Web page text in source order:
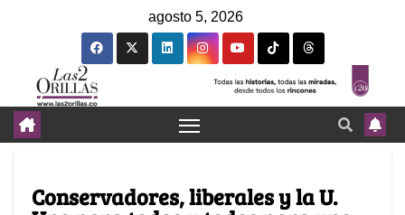
agosto 5, 2026
Conservadores, liberales y la U.